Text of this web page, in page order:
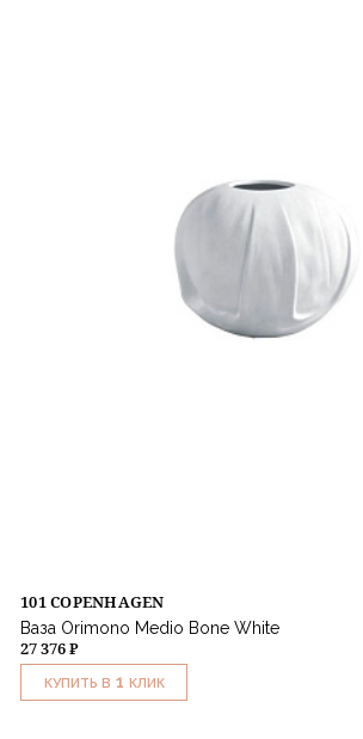
101 COPENHAGEN
Ваза Orimono Medio Bone White
27 376 ₽
КУПИТЬ В 1 КЛИК